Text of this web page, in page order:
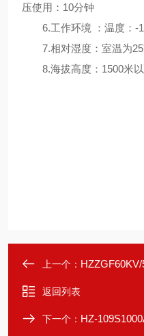
压使用：10分钟
6.工作环境 ：温度：
7.相对湿度：室温为
8.海拔高度：1500米
上一个：
返回列表
下一个： HZ-